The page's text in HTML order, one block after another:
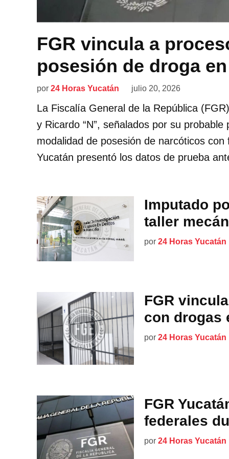
FGR vincula a
posesión de droga
por 24 Horas Yucatán julio 20, 2026
La Fiscalía General de la República
y Ricardo “N”, señalados por su
modalidad de posesión de narcóticos
Yucatán presentó los datos de prueba
Imputado
taller
por 24 Horas Yucatán
FGR
con drogas
por 24 Horas Yucatán
FGR
federales
por 24 Horas Yucatán